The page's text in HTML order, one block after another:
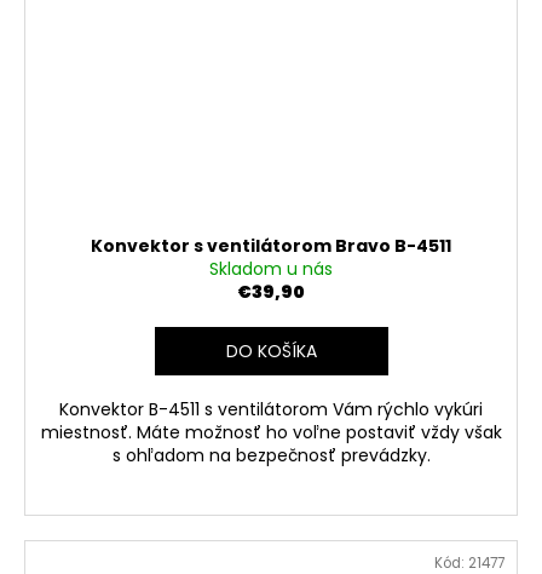
Konvektor s ventilátorom Bravo B-4511
Skladom u nás
€39,90
DO KOŠÍKA
Konvektor B-4511 s ventilátorom Vám rýchlo vykúri
miestnosť. Máte možnosť ho voľne postaviť vždy však
s ohľadom na bezpečnosť prevádzky.
Kód: 21477